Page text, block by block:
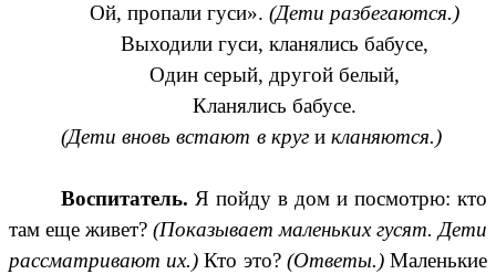
Ой, пропали гуси». (Дети разбегаются.)
Выходили гуси, кланялись бабусе,
Один серый, другой белый,
Кланялись бабусе.
(Дети вновь встают в круг икланяются.)
Воспитатель.Я пойду в дом и посмотрю: кто
там еще живет? (Показывает маленьких гусят. Дети
рассматривают их.)Кто это? (Ответы.)Маленькие